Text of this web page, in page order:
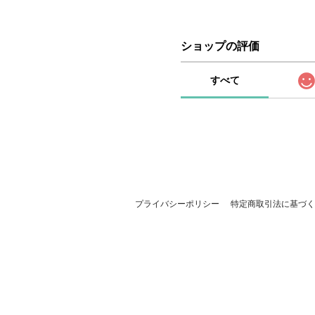
ショップの評価
すべて
プライバシーポリシー 特定商取引法に基づ